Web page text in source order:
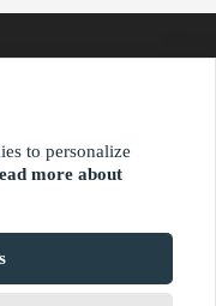
to personalize
more about